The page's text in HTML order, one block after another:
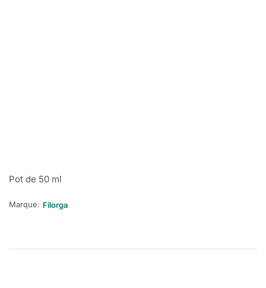
Pot de 50 ml
Marque: Filorga